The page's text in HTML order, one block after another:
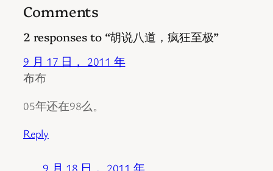
Comments
2 responses to “胡说八道，疯狂至极”
9 月 17 日， 2011 年
布布
05年还在98么。
Reply